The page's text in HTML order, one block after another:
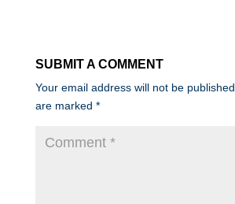
SUBMIT A COMMENT
Your email address will not be published.
are marked *